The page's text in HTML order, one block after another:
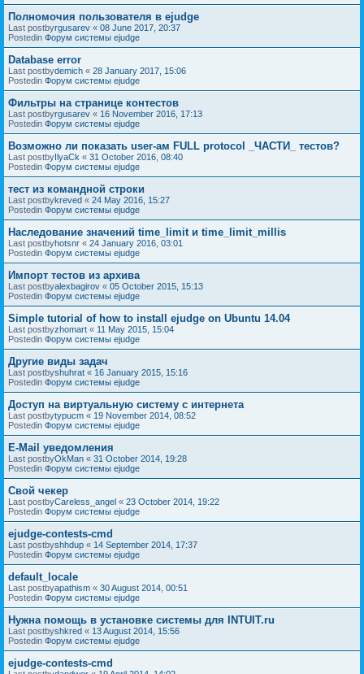
Полномочия пользователя в ejudge
Last postbyrgusarev « 08 June 2017, 20:37
Postedin Форум системы ejudge
Database error
Last postbydemich « 28 January 2017, 15:06
Postedin Форум системы ejudge
Фильтры на странице контестов
Last postbyrgusarev « 16 November 2016, 17:13
Postedin Форум системы ejudge
Возможно ли показать user-ам FULL protocol _ЧАСТИ_ тестов?
Last postbyIlyaCk « 31 October 2016, 08:40
Postedin Форум системы ejudge
тест из командной строки
Last postbykreved « 24 May 2016, 15:27
Postedin Форум системы ejudge
Наследование значений time_limit и time_limit_millis
Last postbyhotsnr « 24 January 2016, 03:01
Postedin Форум системы ejudge
Импорт тестов из архива
Last postbyalexbagirov « 05 October 2015, 15:13
Postedin Форум системы ejudge
Simple tutorial of how to install ejudge on Ubuntu 14.04
Last postbyzhomart « 11 May 2015, 15:04
Postedin Форум системы ejudge
Другие виды задач
Last postbyshuhrat « 16 January 2015, 15:16
Postedin Форум системы ejudge
Доступ на виртуальную систему с интернета
Last postbytypucm « 19 November 2014, 08:52
Postedin Форум системы ejudge
E-Mail уведомления
Last postbyOkMan « 31 October 2014, 19:28
Postedin Форум системы ejudge
Свой чекер
Last postbyCareless_angel « 23 October 2014, 19:22
Postedin Форум системы ejudge
ejudge-contests-cmd
Last postbyshhdup « 14 September 2014, 17:37
Postedin Форум системы ejudge
default_locale
Last postbyapathism « 30 August 2014, 00:51
Postedin Форум системы ejudge
Нужна помощь в установке системы для INTUIT.ru
Last postbyshkred « 13 August 2014, 15:56
Postedin Форум системы ejudge
ejudge-contests-cmd